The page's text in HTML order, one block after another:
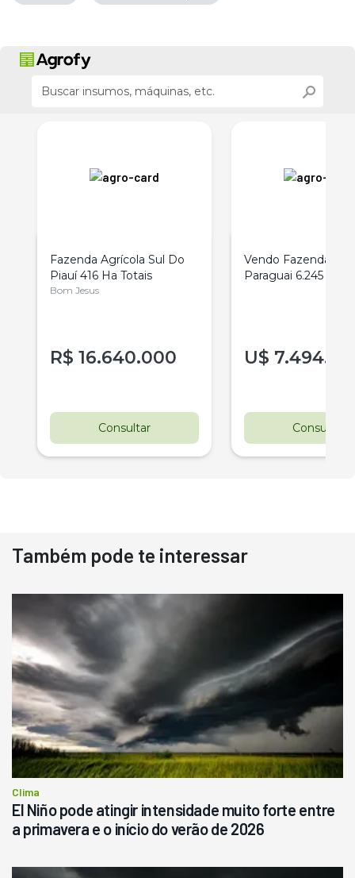
Fazenda Agrícola Sul Do
Piauí 416 Ha Totais
Bom Jesus
R$ 16.640.000
Consultar
Vendo Fazenda No
Paraguai 6.245
U$
Consultar
Também pode te interessar
Clima
El Niño pode atingir intensidade muito forte entre
a primavera e o início do verão de 2026